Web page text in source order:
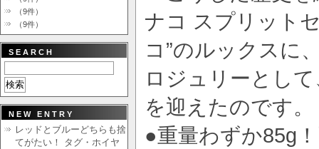
ナコ スプリット
コ”のルックスに
ロジュリーとし
を迎えたのです。
●重量わずか85g
（9件）
（9件）
SEARCH
NEW ENTRY
レッドとブルーどちらも捨
てがたい！ タグ・ホイヤ